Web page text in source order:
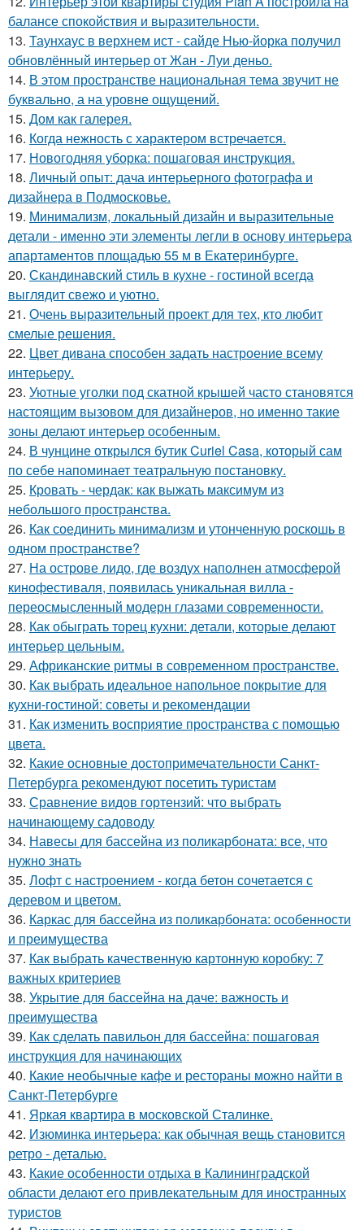
балансе спокойствия и выразительности.
13. Таунхаус в верхнем ист - сайде Нью-йорка получил
обновлённый интерьер от Жан - Луи деньо.
14. В этом пространстве национальная тема звучит не
буквально, а на уровне ощущений.
15. Дом как галерея.
16. Когда нежность с характером встречается.
17. Новогодняя уборка: пошаговая инструкция.
18. Личный опыт: дача интерьерного фотографа и
дизайнера в Подмосковье.
19. Минимализм, локальный дизайн и выразительные
детали - именно эти элементы легли в основу интерьера
апартаментов площадью 55 м в Екатеринбурге.
20. Скандинавский стиль в кухне - гостиной всегда
выглядит свежо и уютно.
21. Очень выразительный проект для тех, кто любит
смелые решения.
22. Цвет дивана способен задать настроение всему
интерьеру.
23. Уютные уголки под скатной крышей часто становятся
настоящим вызовом для дизайнеров, но именно такие
зоны делают интерьер особенным.
24. В чунцине открылся бутик Curiel Casa, который сам
по себе напоминает театральную постановку.
25. Кровать - чердак: как выжать максимум из
небольшого пространства.
26. Как соединить минимализм и утонченную роскошь в
одном пространстве?
27. На острове лидо, где воздух наполнен атмосферой
кинофестиваля, появилась уникальная вилла -
переосмысленный модерн глазами современности.
28. Как обыграть торец кухни: детали, которые делают
интерьер цельным.
29. Африканские ритмы в современном пространстве.
30. Как выбрать идеальное напольное покрытие для
кухни-гостиной: советы и рекомендации
31. Как изменить восприятие пространства с помощью
цвета.
32. Какие основные достопримечательности Санкт-
Петербурга рекомендуют посетить туристам
33. Сравнение видов гортензий: что выбрать
начинающему садоводу
34. Навесы для бассейна из поликарбоната: все, что
нужно знать
35. Лофт с настроением - когда бетон сочетается с
деревом и цветом.
36. Каркас для бассейна из поликарбоната: особенности
и преимущества
37. Как выбрать качественную картонную коробку: 7
важных критериев
38. Укрытие для бассейна на даче: важность и
преимущества
39. Как сделать павильон для бассейна: пошаговая
инструкция для начинающих
40. Какие необычные кафе и рестораны можно найти в
Санкт-Петербурге
41. Яркая квартира в московской Сталинке.
42. Изюминка интерьера: как обычная вещь становится
ретро - деталью.
43. Какие особенности отдыха в Калининградской
области делают его привлекательным для иностранных
туристов